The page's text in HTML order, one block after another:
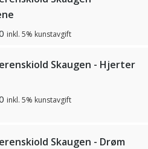
inkl. 5% kunstavgift
Skaugen - Hjerter
inkl. 5% kunstavgift
Skaugen - Drøm